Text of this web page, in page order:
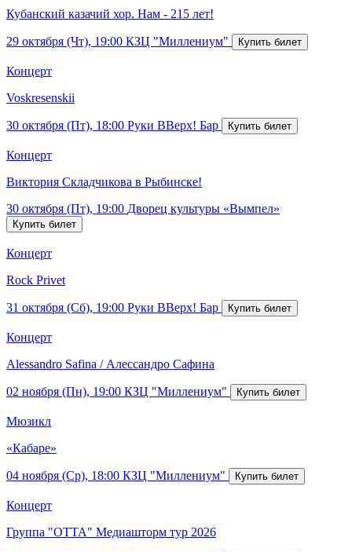
Кубанский казачий хор. Нам - 215 лет!
29 октября (Чт), 19:00 КЗЦ "Миллениум"
Концерт
Voskresenskii
30 октября (Пт), 18:00 Руки ВВерх! Бар
Концерт
Виктория Складчикова в Рыбинске!
30 октября (Пт), 19:00 Дворец культуры «Вымпел»
Концерт
Rock Privet
31 октября (Сб), 19:00 Руки ВВерх! Бар
Концерт
Alessandro Safina / Алессандро Сафина
02 ноября (Пн), 19:00 КЗЦ "Миллениум"
Мюзикл
«Кабаре»
04 ноября (Ср), 18:00 КЗЦ "Миллениум"
Концерт
Группа "ОТТА" Медиашторм тур 2026